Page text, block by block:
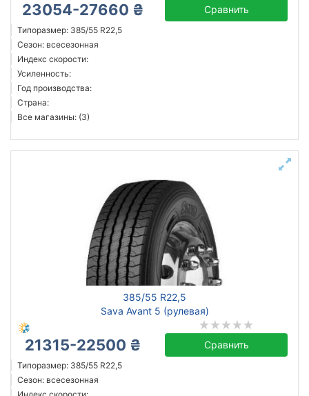
23054-27660 ₴ Сравнить
Типоразмер: 385/55 R22,5
Сезон: всесезонная
Индекс скорости:
Усиленность:
Год производства:
Страна:
Все магазины: (3)
385/55 R22,5
Sava Avant 5 (рулевая)
21315-22500 ₴ Сравнить
Типоразмер: 385/55 R22,5
Сезон: всесезонная